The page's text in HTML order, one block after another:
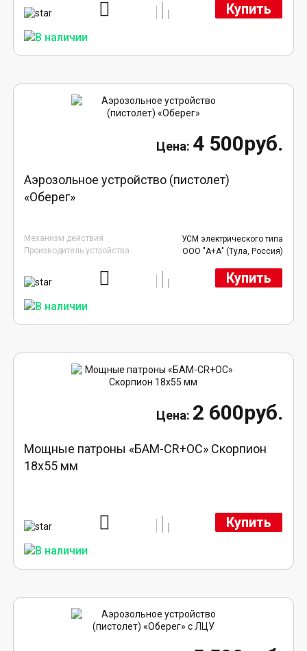
Купить
4 500руб.
Аэрозольное устройство (пистолет)
«Оберег»
Механизм действия
УСМ электрического типа
Производитель устройства
ООО "А+А" (Тула, Россия)
Купить
2 600руб.
Мощные патроны «БАМ-CR+ОС» Скорпион
18х55 мм
Купить